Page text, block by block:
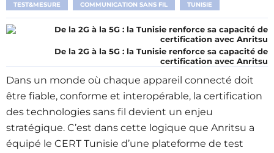
TEST&MESURE COMMUNICATION SANS FIL TUNISIE
De la 2G à la 5G : la Tunisie renforce sa capacité de
certification avec Anritsu
Dans un monde où chaque appareil connecté doit
être fiable, conforme et interopérable, la certification
des technologies sans fil devient un enjeu
stratégique. C’est dans cette logique que Anritsu a
équipé le CERT Tunisie d’une plateforme de test